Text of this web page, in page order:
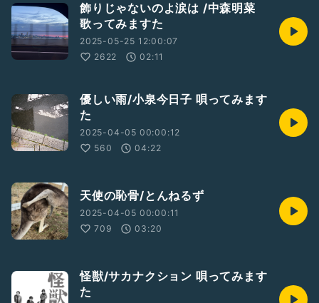
飾りじゃないのよ涙は /中森明菜
歌ってみますた
2025-05-25 12:00:07
2622
02:11
優しい雨/小泉今日子 唄ってみます
た
2025-04-05 00:00:12
560
04:22
天使の恥骨/とんねるず
2025-04-05 00:00:11
709
03:20
怪獣/サカナクション 唄ってみます
た